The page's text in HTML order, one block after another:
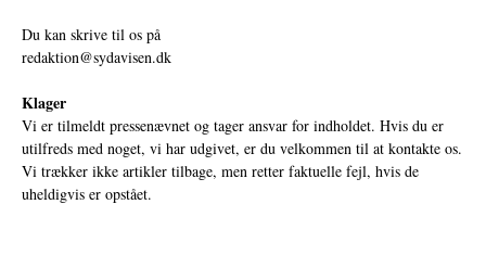
Du kan skrive til os på
redaktion@sydavisen.dk
Klager
Vi er tilmeldt pressenævnet og tager ansvar for indholdet. Hvis du er
utilfreds med noget, vi har udgivet, er du velkommen til at kontakte os.
Vi trækker ikke artikler tilbage, men retter faktuelle fejl, hvis de
uheldigvis er opstået.